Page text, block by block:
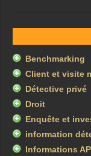
Benchmarking
Client et visite
Détective privé
Droit
Enquête et
information
Informations